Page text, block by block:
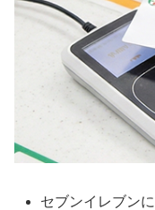
セブンイレブン